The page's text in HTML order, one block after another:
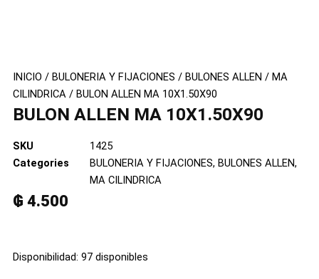
INICIO / BULONERIA Y FIJACIONES / BULONES ALLEN / MA
CILINDRICA/ BULON ALLEN MA 10X1.50X90
BULON ALLEN MA 10X1.50X90
SKU
1425
Categories
BULONERIA Y FIJACIONES, BULONES ALLEN,
MA CILINDRICA
₲ 4.500
Disponibilidad: 97 disponibles
ALLEN